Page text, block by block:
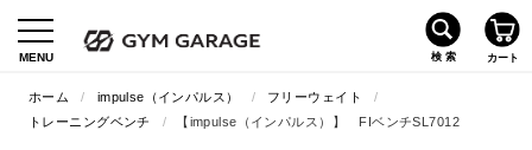
ホーム / impulse（インパルス） / フリーウェイト
/
トレーニングベンチ
/ 【impulse（インパルス）】 FIベンチSL7012